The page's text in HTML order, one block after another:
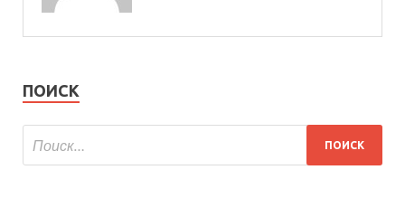
ПОИСК